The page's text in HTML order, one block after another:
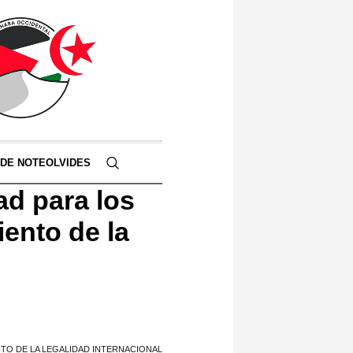
NOTEOLVIDES
para los
de la
DE LA LEGALIDAD INTERNACIONAL